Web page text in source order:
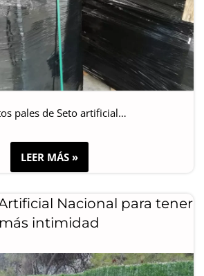
pales de Seto artificial…
LEER MÁS »
Nacional para tener
más intimidad